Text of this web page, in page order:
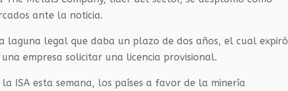
ante la noticia.
laguna legal que daba un plazo de dos años, el cual expiró
empresa solicitar una licencia provisional.
ISA esta semana, los países a favor de la minería